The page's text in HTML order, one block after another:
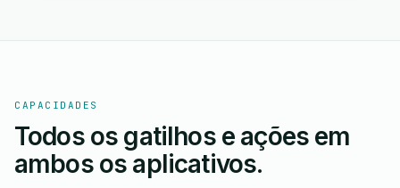
CAPACIDADES
Todos os gatilhos e ações em
ambos os aplicativos.